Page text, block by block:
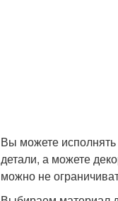
Вы можете
детали, а можете
можно не